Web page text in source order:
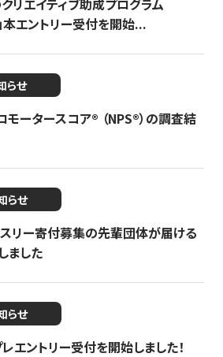
リエイティブ助成プログラム
本エントリー受付を開始...
らせ
ータースコア®︎ （NPS®︎）の調査結
らせ
スリー寄付募集の先輩団体が届ける
ました
らせ
エントリー受付を開始しました！